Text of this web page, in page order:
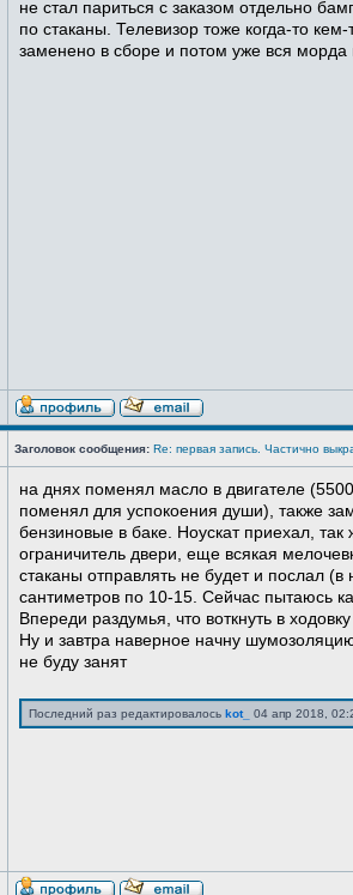
не стал париться с заказом отдельно
по стаканы. Телевизор тоже когда-то
заменено в сборе и потом уже вся морда
Заголовок сообщения: Re: первая запись. Частично
на днях поменял масло в двигателе
поменял для успокоения души), также
бензиновые в баке. Ноускат приехал,
ограничитель двери, еще всякая
стаканы отправлять не будет и послал (в
сантиметров по 10-15. Сейчас пытаюсь
Впереди раздумья, что воткнуть в
Ну и завтра наверное начну
не буду занят
Последний раз редактировалось kot_ 04 апр 2018,